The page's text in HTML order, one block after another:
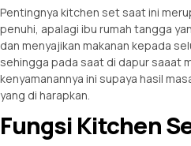
Pentingnya kitchen set saat ini
penuhi, apalagi ibu rumah tangga
dan menyajikan makanan kepada
sehingga pada saat di dapur saaat
kenyamanannya ini supaya hasil
yang di harapkan.
Fungsi Kitchen